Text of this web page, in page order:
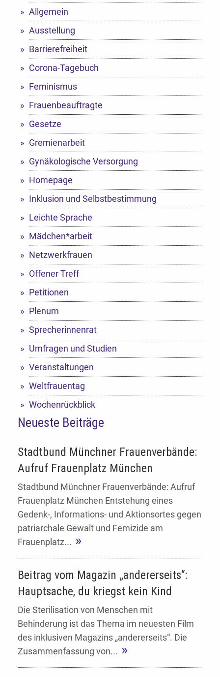
Allgemein
Ausstellung
Barrierefreiheit
Corona-Tagebuch
Feminismus
Frauenbeauftragte
Gesetze
Gremienarbeit
Gynäkologische Versorgung
Homepage
Inklusion und Selbstbestimmung
Leichte Sprache
Mädchen*arbeit
Netzwerkfrauen
Offener Treff
Petitionen
Plenum
Sprecherinnenrat
Umfragen und Studien
Veranstaltungen
Weltfrauentag
Wochenrückblick
Neueste Beiträge
Stadtbund Münchner Frauenverbände:
Aufruf Frauenplatz München
Stadtbund Münchner Frauenverbände: Aufruf
Frauenplatz München Entstehung eines
Gedenk-, Informations- und Aktionsortes gegen
patriarchale Gewalt und Femizide am
Frauenplatz...
Beitrag vom Magazin „andererseits“:
Hauptsache, du kriegst kein Kind
Die Sterilisation von Menschen mit
Behinderung ist das Thema im neuesten Film
des inklusiven Magazins „andererseits“. Die
Zusammenfassung von...